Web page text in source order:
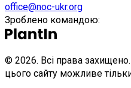
office@noc-ukr.org
Зроблено командою:
© 2026. Всі права
цього сайту можливе